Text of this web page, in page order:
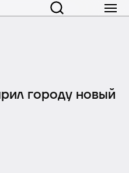
городу новый